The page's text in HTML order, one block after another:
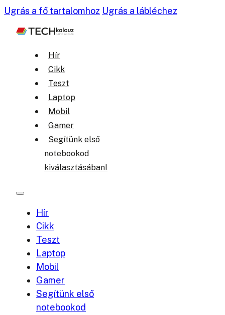
Ugrás a fő tartalomhoz Ugrás a lábléchez
Hír
Cikk
Teszt
Laptop
Mobil
Gamer
Segítünk első
notebookod
kiválasztásában!
Hír
Cikk
Teszt
Laptop
Mobil
Gamer
Segítünk első
notebookod